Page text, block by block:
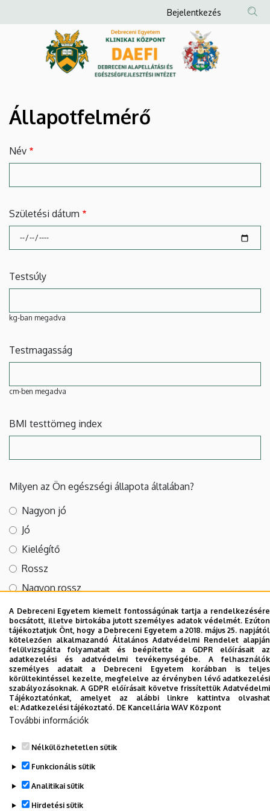
Debreceni
és
Egészségfejlesztési
Intézet
a
Anonim
Felhasználói
fiók
menüje
Bejelentkezés
Állapotfelmérő
Név
Születési dátum
Testsúly
kg-ban megadva
Testmagasság
cm-ben megadva
BMI testtömeg index
Milyen az Ön egészségi állapota általában?
Nagyon jó
Jó
Kielégítő
Rossz
Nagyon rossz
Véleménye szerint Ön mennyit tehet az egészségéért?
Nagyon sokat tehet
Sokat tehet
Keveset tehet
A Debreceni Egyetem kiemelt fontosságúnak tartja a rendelkezésére
bocsátott, illetve birtokába jutott személyes adatok védelmét. Ezúton
tájékoztatjuk Önt, hogy a Debreceni Egyetem a 2018. május 25. napjától
kötelezően alkalmazandó Általános Adatvédelmi Rendelet alapján
felülvizsgálta folyamatait és beépítette a GDPR előírásait az
adatkezelési és adatvédelmi tevékenységébe. A felhasználók
személyes adatait a Debreceni Egyetem korábban is teljes
körültekintéssel kezelte, megfelelve az érvényben lévő adatkezelési
szabályozásoknak. A GDPR előírásait követve frissítettük Adatvédelmi
Tájékoztatónkat, amelyet az alábbi linkre kattintva olvashat
el: Adatkezelési tájékoztató. DE Kancellária WAV Központ
További információk
Nélkülözhetetlen sütik
Funkcionális sütik
Analitikai sütik
Hirdetési sütik